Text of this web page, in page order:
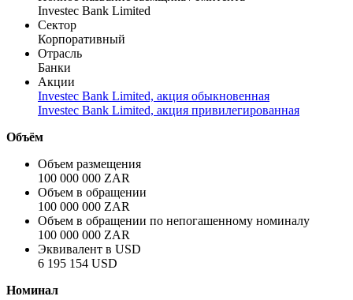
Investec Bank Limited
Сектор
Корпоративный
Отрасль
Банки
Акции
Investec Bank Limited, акция обыкновенная
Investec Bank Limited, акция привилегированная
Объём
Объем размещения
100 000 000 ZAR
Объем в обращении
100 000 000 ZAR
Объем в обращении по непогашенному номиналу
100 000 000 ZAR
Эквивалент в USD
6 195 154 USD
Номинал